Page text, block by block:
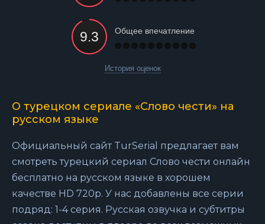
Общее впечатление
История оценок
О турецком сериале «Слово чести» на
русском языке
Официальный сайт TurSerial предлагает вам
смотреть турецкий сериал Слово чести онлайн
бесплатно на русском языке в хорошем
качестве HD 720p. У нас добавлены все серии
подряд: 1-4 серия. Русская озвучка и субтитры